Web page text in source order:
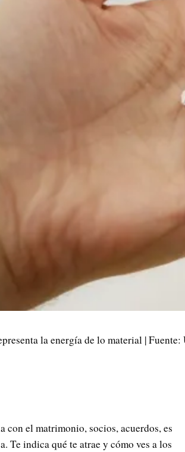
la energía de lo material | Fuente:
con el matrimonio, socios, acuerdos, es
Te indica qué te atrae y cómo ves a los